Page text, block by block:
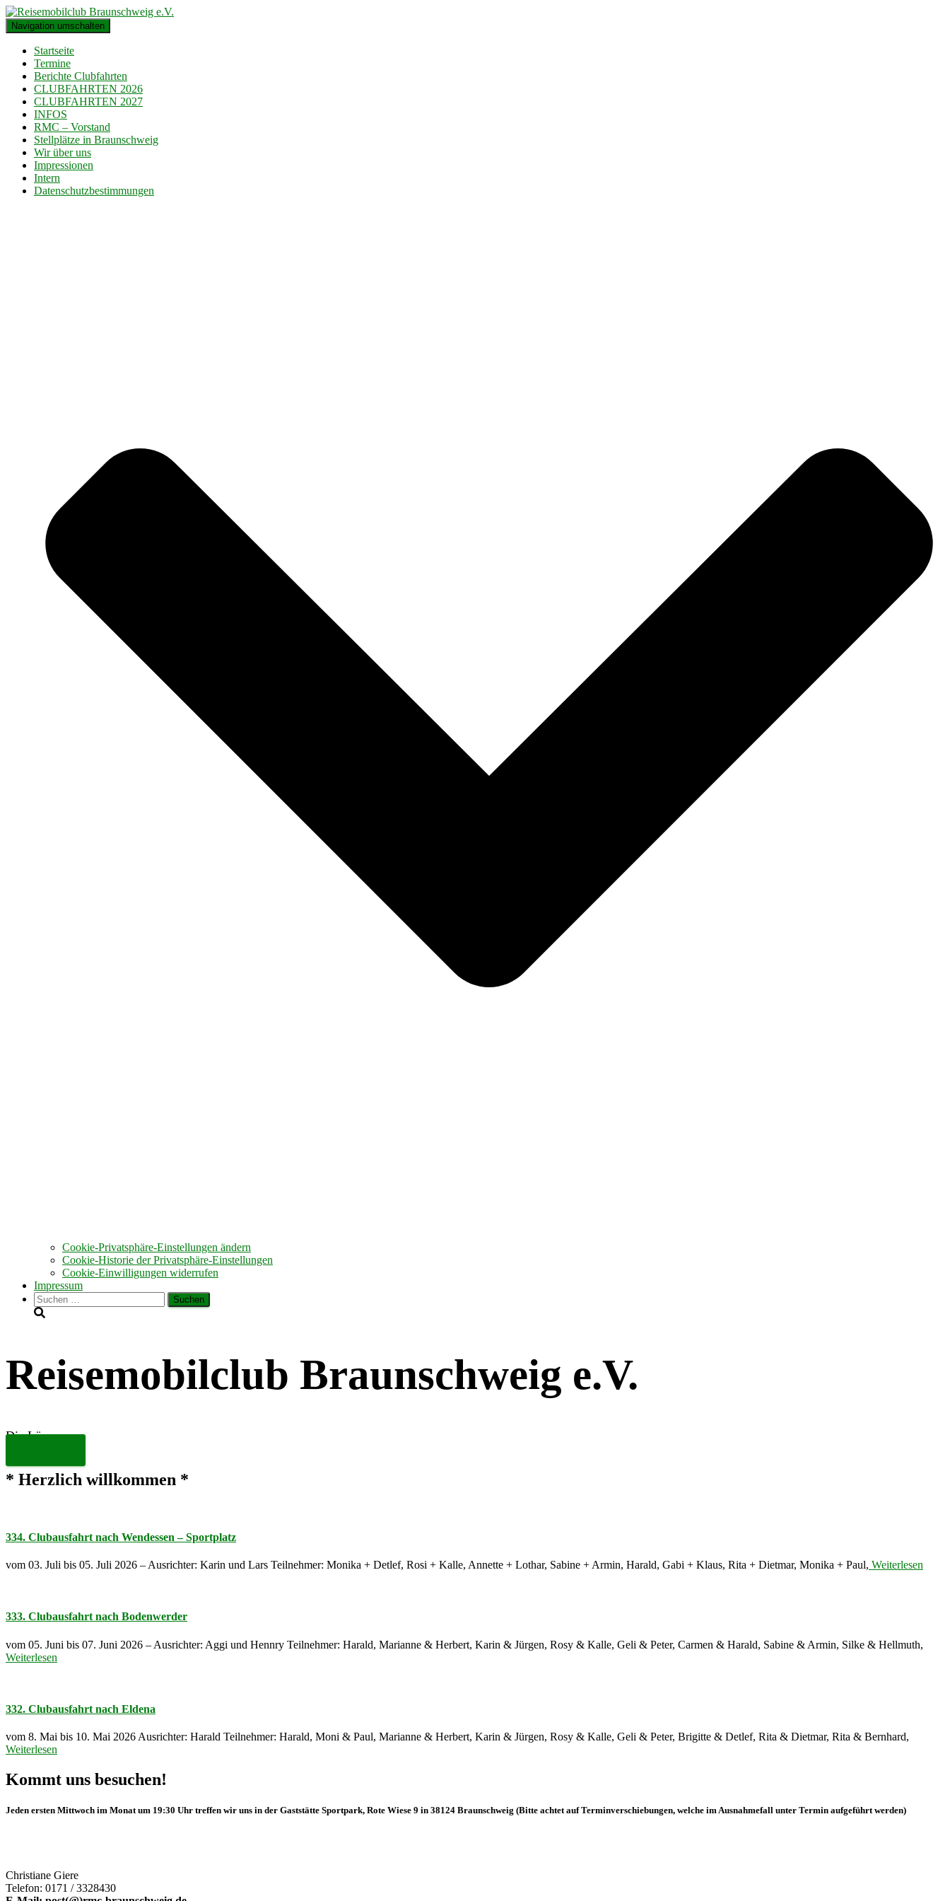
Navigation umschalten
Startseite
Termine
Berichte Clubfahrten
CLUBFAHRTEN 2026
CLUBFAHRTEN 2027
INFOS
RMC – Vorstand
Stellplätze in Braunschweig
Wir über uns
Impressionen
Intern
Datenschutzbestimmungen
Cookie-Privatsphäre-Einstellungen ändern
Cookie-Historie der Privatsphäre-Einstellungen
Cookie-Einwilligungen widerrufen
Impressum
Suchen
nach:
Reisemobilclub Braunschweig e.V.
Die Löwen
* Herzlich willkommen *
334. Clubausfahrt nach Wendessen – Sportplatz
vom 03. Juli bis 05. Juli 2026 – Ausrichter: Karin und Lars Teilnehmer: Monika + Detlef, Rosi + Kalle, Annette + Lothar, Sabine + Armin, Harald, Gabi + Klaus, Rita + Dietmar, Monika + Paul, Weiterlesen
333. Clubausfahrt nach Bodenwerder
vom 05. Juni bis 07. Juni 2026 – Ausrichter: Aggi und Hennry Teilnehmer: Harald, Marianne & Herbert, Karin & Jürgen, Rosy & Kalle, Geli & Peter, Carmen & Harald, Sabine & Armin, Silke & Hellmuth,
Weiterlesen
332. Clubausfahrt nach Eldena
vom 8. Mai bis 10. Mai 2026 Ausrichter: Harald Teilnehmer: Harald, Moni & Paul, Marianne & Herbert, Karin & Jürgen, Rosy & Kalle, Geli & Peter, Brigitte & Detlef, Rita & Dietmar, Rita & Bernhard,
Weiterlesen
Kommt uns besuchen!
Jeden ersten Mittwoch im Monat um 19:30 Uhr treffen wir uns in der Gaststätte Sportpark, Rote Wiese 9 in 38124 Braunschweig (Bitte achtet auf Terminverschiebungen, welche im Ausnahmefall unter Termin aufgeführt werden)
Christiane Giere
Telefon: 0171 / 3328430